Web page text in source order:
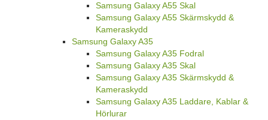
Samsung Galaxy A55 Skal
Samsung Galaxy A55 Skärmskydd &
Kameraskydd
Samsung Galaxy A35
Samsung Galaxy A35 Fodral
Samsung Galaxy A35 Skal
Samsung Galaxy A35 Skärmskydd &
Kameraskydd
Samsung Galaxy A35 Laddare, Kablar &
Hörlurar